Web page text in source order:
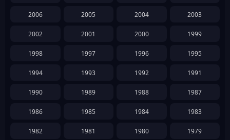
2006 2005 2004 2003
2002 2001 2000 1999
1998 1997 1996 1995
1994 1993 1992 1991
1990 1989 1988 1987
1986 1985 1984 1983
1982 1981 1980 1979